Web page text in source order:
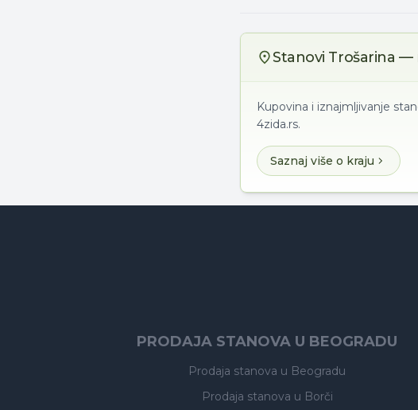
Stanovi Trošarina —
Kupovina i iznajmljivanje
4zida.rs.
Saznaj više o kraju
PRODAJA STANOVA U BEOGRADU
Prodaja stanova u Beogradu
Prodaja stanova u Borči